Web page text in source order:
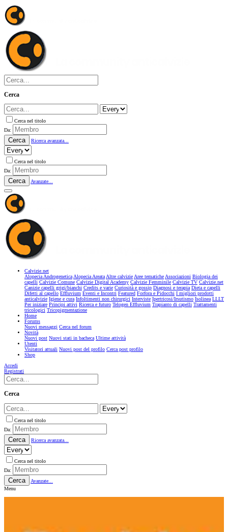
Cerca
Cerca nel titolo
Da:
Cerca Ricerca avanzata...
Cerca nel titolo
Da:
Cerca Avanzate...
Calvizie.net
Alopecia AndrogeneticaAlopecia AreataAltre calvizieAree tematicheAssociazioni Biologia dei
capelli Calvizie Comune Calvizie Digital Academy Calvizie Femminile Calvizie TV Calvizie.net
Canizie capelli grigi/bianchi Credits e varie Curiosità e gossip Diagnosi e terapia Dieta e capelli
Difetti al capello Effluvium Eventi e Incontri Featured Forfora e Pidocchi I migliori prodotti
anticalvizie Igiene e cura Infoltimenti non chirurgici Interviste Ipertricosi/Irsutismo Isolinea LLLT
Per iniziare Principi attivi Ricerca e futuro Telogen Effluvium Trapianto di capelli Trattamenti
tricologici Tricopigmentazione
Home
Forums
Nuovi messaggi Cerca nel forum
Novità
Nuovi post Nuovi stati in bacheca Ultime attività
Utenti
Visitatori attuali Nuovi post del profilo Cerca post profilo
Shop
Accedi
Registrati
Cerca
Cerca nel titolo
Da:
Cerca Ricerca avanzata...
Cerca nel titolo
Da:
Cerca
Avanzate...
Menu